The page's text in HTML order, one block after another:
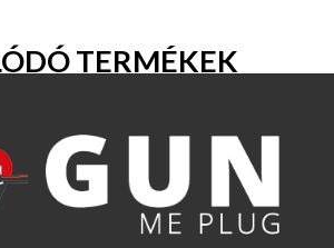
TERMÉKEK